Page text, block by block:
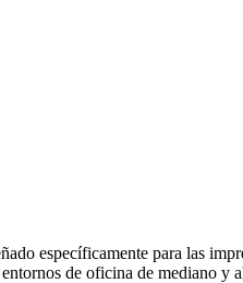
específicamente para las
de oficina de mediano y